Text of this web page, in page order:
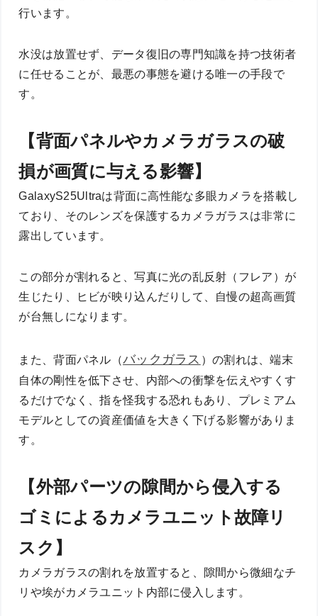
行います。
水没は放置せず、データ復旧の専門知識を持つ技術者
に任せることが、最悪の事態を避ける唯一の手段で
す。
【背面パネルやカメラガラスの破
損が画質に与える影響】
GalaxyS25Ultraは背面に高性能な多眼カメラを搭載し
ており、そのレンズを保護するカメラガラスは非常に
露出しています。
この部分が割れると、写真に光の乱反射（フレア）が
生じたり、ヒビが映り込んだりして、自慢の超高画質
が台無しになります。
また、背面パネル（バックガラス ）の割れは、端末
自体の剛性を低下させ、内部への衝撃を伝えやすくす
るだけでなく、指を怪我する恐れもあり、プレミアム
モデルとしての資産価値を大きく下げる影響がありま
す。
【外部パーツの隙間から侵入する
ゴミによるカメラユニット故障リ
スク】
カメラガラスの割れを放置すると、隙間から微細なチ
リや埃がカメラユニット内部に侵入します。